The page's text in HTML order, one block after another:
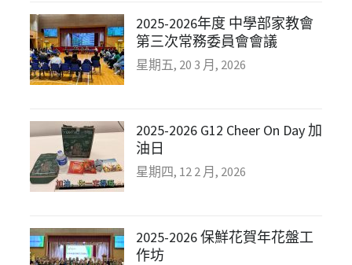
2025-2026年度 中學部家教會
第三次常務委員會會議
星期五, 20 3 月, 2026
2025-2026 G12 Cheer On Day 加
油日
星期四, 12 2 月, 2026
2025-2026 保鮮花賀年花盤工
作坊